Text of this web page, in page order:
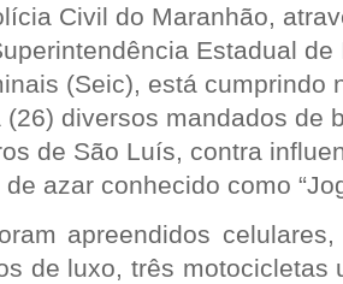
Civil do Maranhão,
Estadual
(Seic), está cumprindo
(26) diversos mandados de
de São Luís, contra
de azar conhecido como
apreendidos
de luxo, três motocicletas